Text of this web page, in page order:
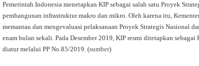
Pemerintah Indonesia menetapkan KIP sebagai salah satu Proyek
pembangunan infrastruktur makro dan mikro. Oleh karena itu,
memantau dan mengevaluasi pelaksanaan Proyek Strategis Nasional
enam bulan sekali. Pada Desember 2019, KIP resmi ditetapkan
diatur melalui PP No.85/2019. (sumber)